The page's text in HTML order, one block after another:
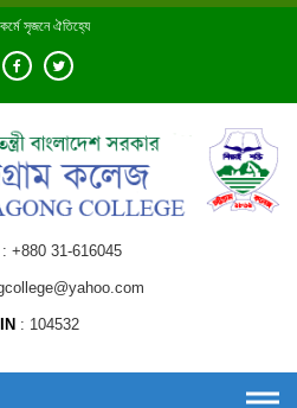
কর্মে সৃজনে ঐতিহ্যে
+880 31-616045
104532